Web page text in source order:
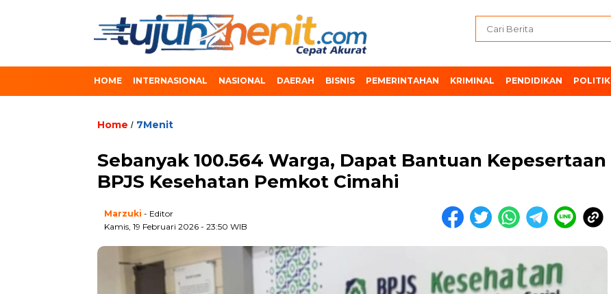
HOME INTERNASIONAL NASIONAL DAERAH BISNIS PEMERINTAHAN KRIMINAL PENDIDIKAN POLITIK
Home / 7Menit
Sebanyak 100.564 Warga, Dapat Bantuan Kepesertaan
BPJS Kesehatan Pemkot Cimahi
Marzuki - Editor
Kamis, 19 Februari 2026 - 23:50 WIB